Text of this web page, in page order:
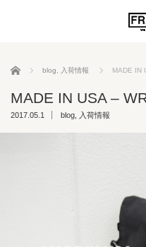
ホーム blog 入荷情報 MADE IN
MADE IN USA –
2017.05.1 blog 入荷情報